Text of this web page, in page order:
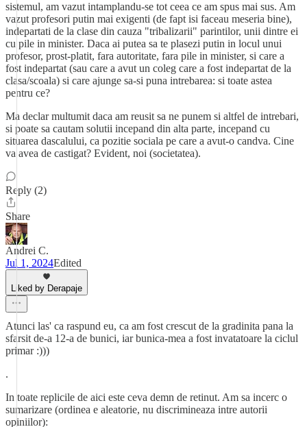
sistemul, am vazut intamplandu-se tot ceea ce am spus mai sus. Am
vazut profesori putin mai exigenti (de fapt isi faceau meseria bine),
indepartati de la clase din cauza "tribalizarii" parintilor, unii dintre ei
cu pile in minister. Daca ai putea sa te plasezi putin in locul unui
profesor, prost-platit, fara autoritate, fara pile in minister, si care a
fost indepartat (sau care a avut un coleg care a fost indepartat de la
clasa/scoala) si care ajunge sa-si puna intrebarea: si toate astea
pentru ce?
Ma declar multumit daca am reusit sa ne punem si altfel de intrebari,
si poate sa cautam solutii incepand din alta parte, incepand cu
situarea dascalului, ca pozitie sociala pe care a avut-o candva. Cine
va avea de castigat? Evident, noi (societatea).
Reply (2)
Share
Andrei C.
Jul 1, 2024Edited
Liked by Derapaje
Atunci las' ca raspund eu, ca am fost crescut de la gradinita pana la
sfarsit de-a 12-a de bunici, iar bunica-mea a fost invatatoare la ciclul
primar :)))
.
In toate replicile de aici este ceva demn de retinut. Am sa incerc o
sumarizare (ordinea e aleatorie, nu discrimineaza intre autorii
opiniilor):